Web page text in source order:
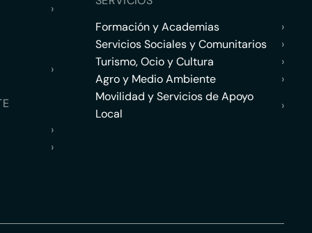
›
›
›
›
Formación y Academias
›
Servicios Sociales y Comunitarios
›
Turismo, Ocio y Cultura
›
Agro y Medio Ambiente
›
Movilidad y Servicios de Apoyo
Local
›